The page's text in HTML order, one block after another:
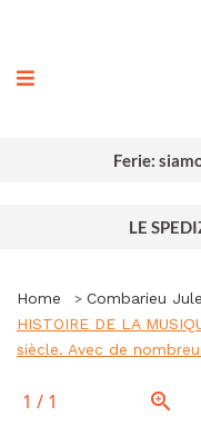
Ferie:
LE
Home
Combarieu
HISTOIRE DE LA
siècle. Avec de
1 / 1